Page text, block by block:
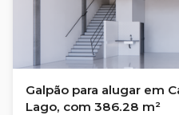
Galpão para alugar em
Lago, com 386.28 m²